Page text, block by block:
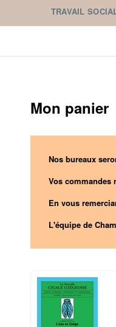
TRAVAIL
Mon panier
Nos bureaux
Vos commandes
En vous
L'équipe de